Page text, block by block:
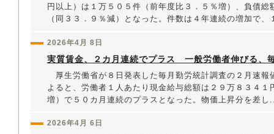
円以上）は１万５０５件（前年度比３．５％増）、負債総
（同３３．９％減）となった。件数は４年連続の増加で、
2026年4月 8日
実質賃金、２カ月連続でプラス 一般労働者伸びる、
厚生労働省が８日発表した毎月勤労統計調査の２月速報
よると、労働者１人あたり現金給与総額は２９万８３４１
増）で５０カ月連続のプラスとなった。物価上昇分を差し
2026年4月 6日